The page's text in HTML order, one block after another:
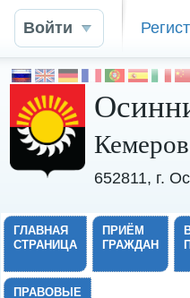
Войти
652811, г.
ГЛАВНАЯ
СТРАНИЦА
ПРИЁМ
ГРАЖДАН
ПРАВОВЫЕ